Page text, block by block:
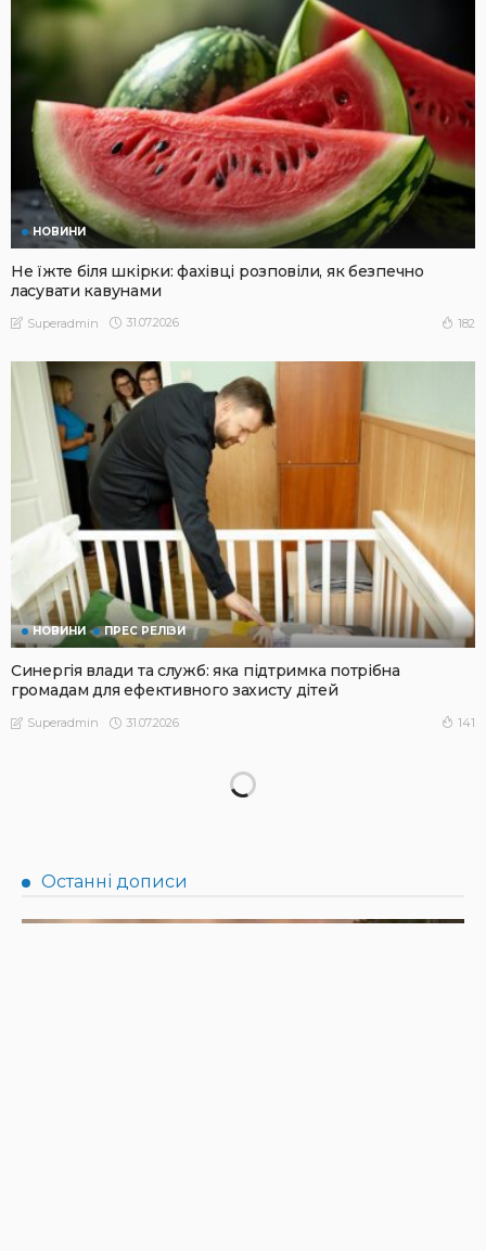
НОВИНИ
Не їжте біля шкірки: фахівці розповіли, як безпечно
ласувати кавунами
Superadmin 31.07.2026 182
НОВИНИ ПРЕС РЕЛІЗИ
Синергія влади та служб: яка підтримка потрібна
громадам для ефективного захисту дітей
Superadmin 31.07.2026 141